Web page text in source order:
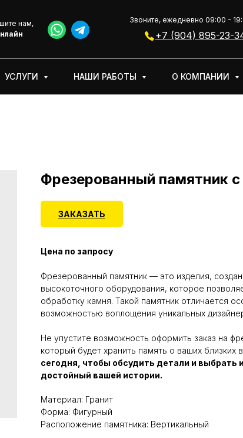
Звоните, ежедневно 09:00 -
нам,
+7 (904) 895-23-
КОНТАКТЫ
О КОМПАНИИ
НАШИ РАБОТЫ
УСЛУГИ НАШИ РАБОТЫ О КОМПАНИИ
Фрезерованный памятник
ЗАКАЗАТЬ
Цена по запросу
Фрезерованный памятник — это изделия,
высокоточного оборудования, которое
обработку камня. Такой памятник отличается
возможностью воплощения уникальных
Не упустите возможность оформить заказ на
который будет хранить память о ваших близких
сегодня, чтобы обсудить детали и выбрать
достойный вашей истории.
Материал: Гранит
Форма: Фигурный
Расположение памятника: Вертикальный